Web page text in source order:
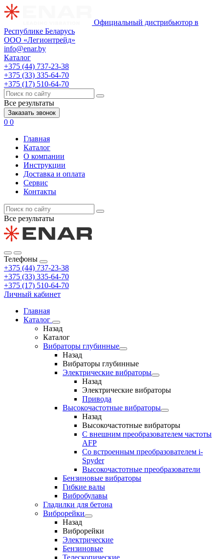
Официальный дистрибьютор в
Республике Беларусь
ООО «Легионтрейд»
info@enar.by
Каталог
+375 (44) 737-23-38
+375 (33) 335-64-70
+375 (17) 510-64-70
Все результаты
Заказать звонок
0 0
Главная
Каталог
О компании
Инструкции
Доставка и оплата
Сервис
Контакты
Все результаты
Телефоны
+375 (44) 737-23-38
+375 (33) 335-64-70
+375 (17) 510-64-70
Личный кабинет
Главная
Каталог
Назад
Каталог
Вибраторы глубинные
Назад
Вибраторы глубинные
Электрические вибраторы
Назад
Электрические вибраторы
Привода
Высокочастотные вибраторы
Назад
Высокочастотные вибраторы
С внешним преобразователем частоты
AFP
Cо встроенным преобразователем i-
Spyder
Высокочастотные преобразователи
Бензиновые вибраторы
Гибкие валы
Вибробулавы
Гладилки для бетона
Виброрейки
Назад
Виброрейки
Электрические
Бензиновые
Телескопические